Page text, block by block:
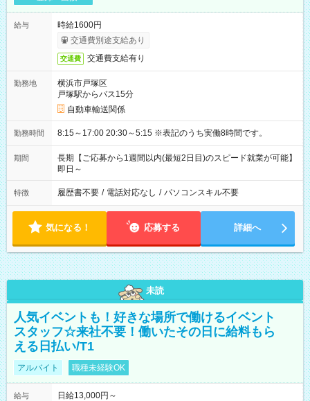
給与
時給1600円
交通費別途支給あり
交通費 交通費支給有り
勤務地
横浜市戸塚区
戸塚駅からバス15分
自動車輸送関係
勤務時間 8:15～17:00 20:30～5:15 ※表記のうち実働8時間です。
期間
長期【ご応募から1週間以内(最短2日目)のスピード就業が可能】
即日～
特徴 履歴書不要 / 電話対応なし / パソコンスキル不要
気になる！ 応募する 詳細へ
未読
人気イベントも！好きな場所で働けるイベント
スタッフ☆来社不要！働いたその日に給料もら
える日払い/T1
アルバイト 職種未経験OK
給与
日給13,000円～